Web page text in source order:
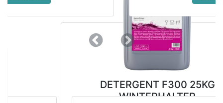
DETERGENT F300 25KG
WINTERHALTER
PrécedentSuivant